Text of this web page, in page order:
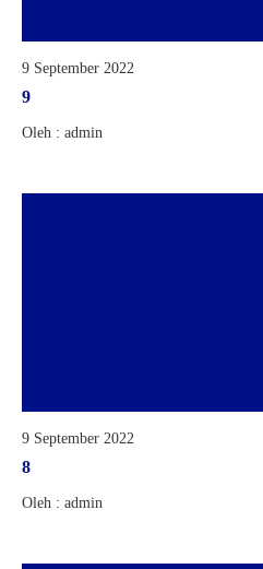
9 September 2022
9
Oleh : admin
9 September 2022
8
Oleh : admin